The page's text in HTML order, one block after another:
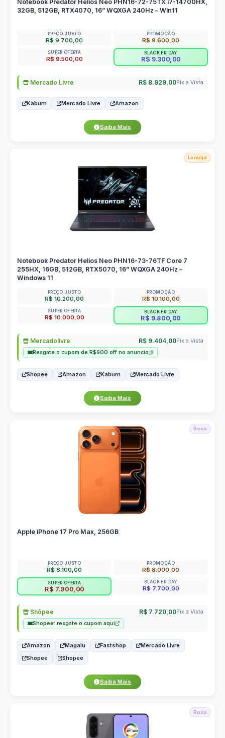
Notebook Predator Helios Neo PHN16-72-75TX i7-14700HX,
32GB, 512GB, RTX4070, 16” WQXGA 240Hz – Win11
PREÇO JUSTO
R$ 9.700,00
PROMOÇÃO
R$ 9.600,00
SUPER OFERTA
R$ 9.500,00
BLACK FRIDAY
R$ 9.300,00
Mercado Livre R$ 8.929,00Pix a Vista
Kabum Mercado Livre Amazon
Saiba Mais
Laranja
Notebook Predator Helios Neo PHN16-73-76TF Core 7
255HX, 16GB, 512GB, RTX5070, 16” WQXGA 240Hz –
Windows 11
PREÇO JUSTO
R$ 10.200,00
PROMOÇÃO
R$ 10.100,00
SUPER OFERTA
R$ 10.000,00
BLACK FRIDAY
R$ 9.800,00
Mercadolivre R$ 9.404,00Pix a Vista
Resgate o cupom de R$600 off no anuncio
Shopee Amazon Kabum Mercado Livre
Saiba Mais
Roxo
Apple iPhone 17 Pro Max, 256GB
PREÇO JUSTO
R$ 8.100,00
PROMOÇÃO
R$ 8.000,00
SUPER OFERTA
R$ 7.900,00
BLACK FRIDAY
R$ 7.700,00
Shôpee R$ 7.720,00Pix a Vista
Shopee: resgate o cupom aqui
Amazon Magalu Fastshop
Mercado Livre
Shopee
Shopee
Saiba Mais
Roxo